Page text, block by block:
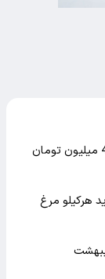
خبر مهم برای سرپرستان خانوار / حساب این افراد 4 میلیون تومان
هرکیلو مرغ